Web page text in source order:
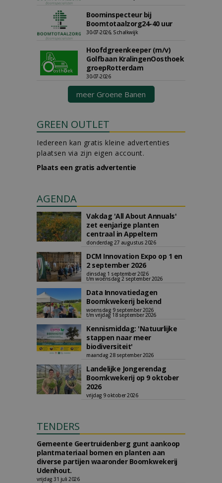
Boominspecteur bij
Boomtotaalzorg24-40 uur
30-07-2026, Schalkwijk
Hoofdgreenkeeper (m/v)
Golfbaan KralingenOosthoek
groepRotterdam
30-07-2026
meer Groene Banen
GREEN OUTLET
Iedereen kan gratis kleine advertenties
plaatsen via zijn eigen account.
Plaats een gratis advertentie
AGENDA
Vakdag 'All About Annuals'
zet eenjarige planten
centraal in Appeltern
donderdag 27 augustus 2026
DCM Innovation Expo op 1 en
2 september 2026
dinsdag 1 september 2026
t/m woensdag 2 september 2026
Data Innovatiedagen
Boomkwekerij bekend
woensdag 9 september 2026
t/m vrijdag 18 september 2026
Kennismiddag: 'Natuurlijke
stappen naar meer
biodiversiteit'
maandag 28 september 2026
Landelijke Jongerendag
Boomkwekerij op 9 oktober
2026
vrijdag 9 oktober 2026
TENDERS
Gemeente Geertruidenberg gunt aankoop
plantmateriaal bomen en planten aan
diverse partijen waaronder Boomkwekerij
Udenhout.
vrijdag 31 juli 2026